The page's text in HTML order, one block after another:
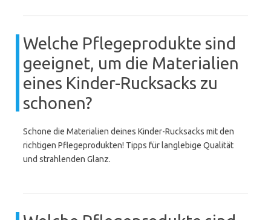
Welche Pflegeprodukte sind
geeignet, um die Materialien
eines Kinder-Rucksacks zu
schonen?
Schone die Materialien deines Kinder-Rucksacks mit den
richtigen Pflegeprodukten! Tipps für langlebige Qualität
und strahlenden Glanz.